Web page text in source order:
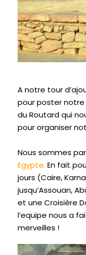
A notre tour
pour poster
du Routard qui
pour organiser
Nous sommes
Egypte. En fait
jours (Caire,
jusqu’Assouan,
et une Croisière
l’equipe nous a
merveilles !